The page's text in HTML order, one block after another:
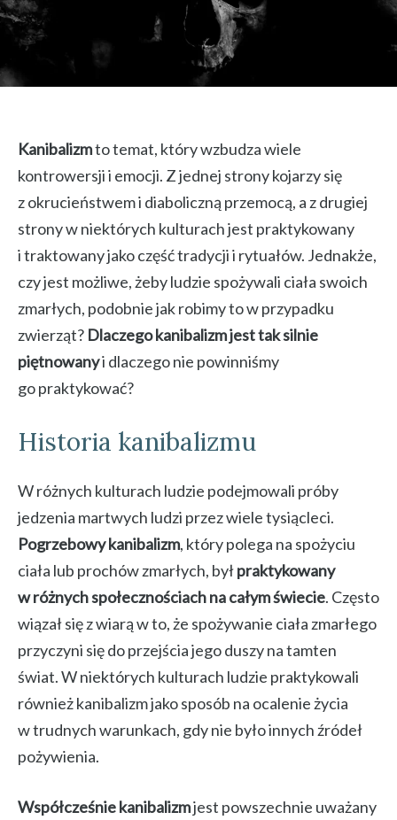
Kanibalizmto temat, który wzbudza wiele
kontrowersji i emocji. Z jednej strony kojarzy się
z okrucieństwem i diaboliczną przemocą, a z drugiej
strony w niektórych kulturach jest praktykowany
i traktowany jako część tradycji i rytuałów. Jednakże,
czy jest możliwe, żeby ludzie spożywali ciała swoich
zmarłych, podobnie jak robimy to w przypadku
zwierząt? Dlaczego kanibalizm jest tak silnie
piętnowanyi dlaczego nie powinniśmy
go praktykować?
Historia kanibalizmu
W różnych kulturach ludzie podejmowali próby
jedzenia martwych ludzi przez wiele tysiącleci.
Pogrzebowy kanibalizm, który polega na spożyciu
ciała lub prochów zmarłych, byłpraktykowany
w różnych społecznościach na całym świecie. Często
wiązał się z wiarą w to, że spożywanie ciała zmarłego
przyczyni się do przejścia jego duszy na tamten
świat. W niektórych kulturach ludzie praktykowali
również kanibalizm jako sposób na ocalenie życia
w trudnych warunkach, gdy nie było innych źródeł
pożywienia.
Współcześnie kanibalizmjest powszechnie uważany